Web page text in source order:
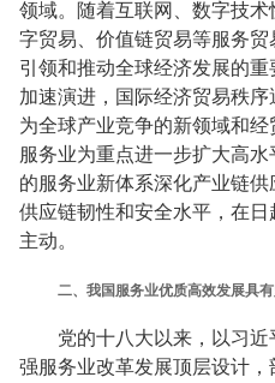
领域。随着互联网、数字技
字贸易、价值链贸易等服务
引领和推动全球经济发展的
加速演进，国际经济贸易秩
为全球产业竞争的新领域和
服务业为重点进一步扩大高
的服务业新体系深化产业链
供应链韧性和安全水平，在
主动。
二、我国服务业优质高效发展具
党的十八大以来，以习近
强服务业改革发展顶层设计